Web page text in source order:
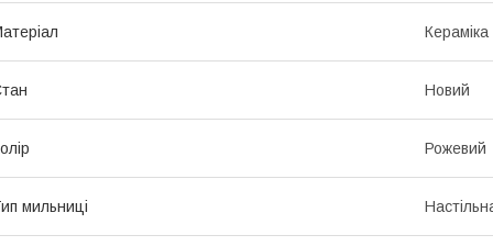
Кераміка
Новий
Рожевий
мильниці